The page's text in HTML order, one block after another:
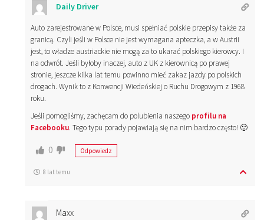
Daily Driver
Auto zarejestrowane w Polsce, musi spełniać polskie przepisy także za
granicą. Czyli jeśli w Polsce nie jest wymagana apteczka, a w Austrii
jest, to władze austriackie nie mogą za to ukarać polskiego kierowcy. I
na odwrót. Jeśli byłoby inaczej, auto z UK z kierownicą po prawej
stronie, jeszcze kilka lat temu powinno mieć zakaz jazdy po polskich
drogach. Wynik to z Konwencji Wiedeńskiej o Ruchu Drogowym z 1968
roku.
Jeśli pomogliśmy, zachęcam do polubienia naszego profilu na
Facebooku. Tego typu porady pojawiają się na nim bardzo często! 🙂
0 Odpowiedz
8 lat temu
Maxx